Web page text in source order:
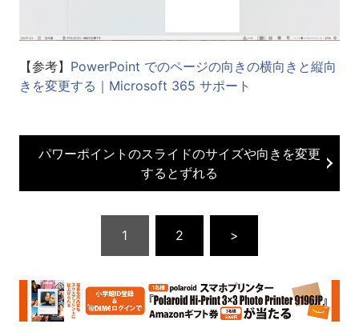
【参考】 PowerPoint でのページの向きの横向きと縦向
きを変更する｜Microsoft 365 サポート
パワーポイントのスライドのサイズや向きを変更
するとずれる
1 2 >